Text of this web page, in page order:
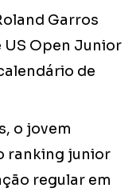
Garros
Open Junior
de
o jovem
ranking junior
regular em